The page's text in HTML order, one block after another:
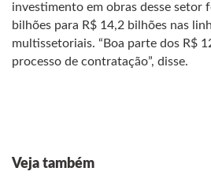
investimento em obras desse setor
bilhões para R$ 14,2 bilhões nas
multissetoriais. “Boa parte dos R$
processo de contratação”, disse.
Veja também